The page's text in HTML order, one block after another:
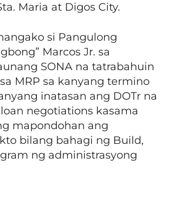
Maria at Digos City.
si Pangulong
Marcos Jr. sa
SONA na tatrabahuin
MRP sa kanyang termino
inatasan ang DOTr na
negotiations kasama
mapondohan ang
bilang bahagi ng Build,
ng administrasyong